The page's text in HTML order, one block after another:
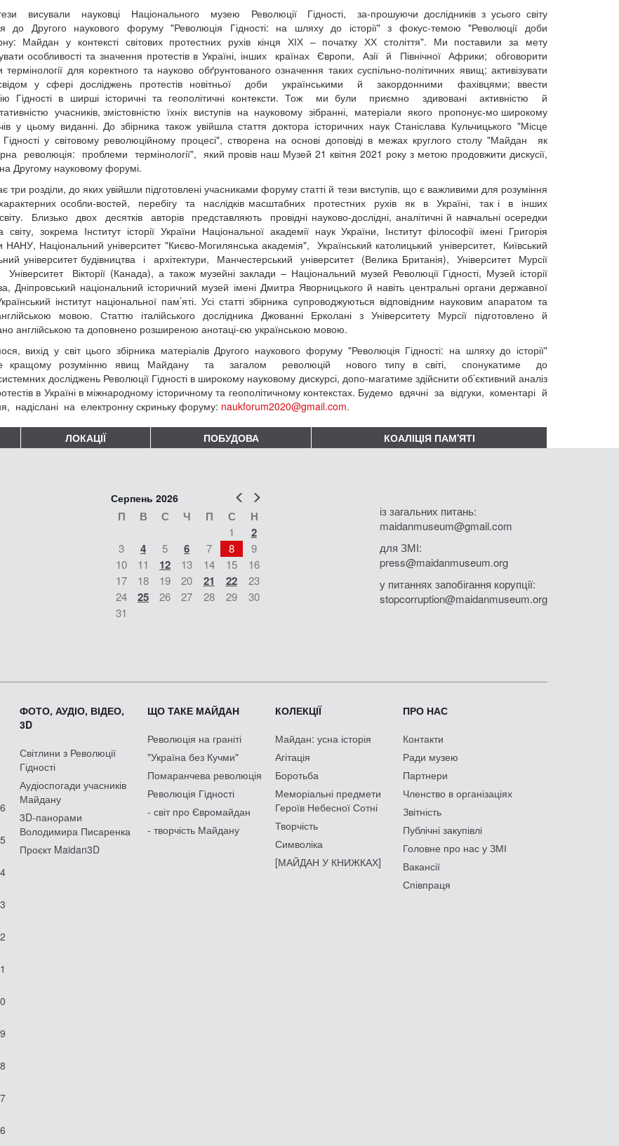
висували науковці Національного музею Революції Гідності, за-прошуючи дослідників з усього світу
до Другого наукового форуму "Революція Гідності: на шляху до історії" з фокус-темою "Революції доби
Майдан у контексті світових протестних рухів кінця ХІХ – початку ХХ століття". Ми поставили за мету
особливості та значення протестів в Україні, інших країнах Європи, Азії й Північної Африки; обговорити
для коректного та науково обґрунтованого означення таких суспільно-політичних явищ; активізувати
у сфері досліджень протестів новітньої доби українськими й закордонними фахівцями; ввести
Гідності в ширші історичні та геополітичні контексти. Тож ми були приємно здивовані активністю й
учасників, змістовністю їхніх виступів на науковому зібранні, матеріали якого пропонує-мо широкому
у цьому виданні. До збірника також увійшла стаття доктора історичних наук Станіслава Кульчицького "Місце
Гідності у світовому революційному процесі", створена на основі доповіді в межах круглого столу "Майдан як
революція: проблеми термінології", який провів наш Музей 21 квітня 2021 року з метою продовжити дискусії,
на Другому науковому форумі.
три розділи, до яких увійшли підготовлені учасниками форуму статті й тези виступів, що є важливими для розуміння
особли-востей, перебігу та наслідків масштабних протестних рухів як в Україні, так і в інших
Близько двох десятків авторів представляють провідні науково-дослідні, аналітичні й навчальні осередки
світу, зокрема Інститут історії України Національної академії наук України, Інститут філософії імені Григорія
НАНУ, Національний університет "Києво-Могилянська академія", Український католицький університет, Київський
університет будівництва і архітектури, Манчестерський університет (Велика Британія), Університет Мурсії
Університет Вікторії (Канада), а також музейні заклади – Національний музей Революції Гідності, Музей історії
Дніпровський національний історичний музей імені Дмитра Яворницького й навіть центральні органи державної
інститут національної пам’яті. Усі статті збірника супроводжуються відповідним науковим апаратом та
мовою. Статтю італійського дослідника Джованні Ерколані з Університету Мурсії підготовлено й
англійською та доповнено розширеною анотаці-єю українською мовою.
вихід у світ цього збірника матеріалів Другого наукового форуму "Революція Гідності: на шляху до історії"
кращому розумінню явищ Майдану та загалом революцій нового типу в світі, спонукатиме до
досліджень Революції Гідності в широкому науковому дискурсі, допо-магатиме здійснити об’єктивний аналіз
в Україні в міжнародному історичному та геополітичному контекстах. Будемо вдячні за відгуки, коментарі й
надіслані на електронну скриньку форуму: naukforum2020@gmail.com.
ЛОКАЦІЇ ПОБУДОВА КОАЛІЦІЯ ПАМ'ЯТІ
Попер
Серпень 2026
П В С Ч П С Н
1 2
3 4 5 6 7 8
9
10
11 12 13 14 15
16
17
18 19 20 21 22
23
24
25 26 27 28 29
30
31
із загальних питань:
maidanmuseum@gmail.com
для ЗМІ:
press@maidanmuseum.org
у питаннях запобігання корупції:
stopcorruption@maidanmuseum.org
ФОТО, АУДІО, ВІДЕО,
3D
Світлини з Революції
Гідності
Аудіоспогади учасників
Майдану
3D-панорами
Володимира Писаренка
Проєкт Maidan3D
ЩО ТАКЕ МАЙДАН
Революція на граніті
"Україна без Кучми"
Помаранчева революція
Революція Гідності
- світ про Євромайдан
- творчість Майдану
КОЛЕКЦІЇ
Майдан: усна історія
Агітація
Боротьба
Меморіальні предмети
Героїв Небесної Сотні
Творчість
Символіка
[МАЙДАН У КНИЖКАХ]
ПРО НАС
Контакти
Ради музею
Партнери
Членство в організаціях
Звітність
Публічні закупівлі
Головне про нас у ЗМІ
Вакансії
Співпраця